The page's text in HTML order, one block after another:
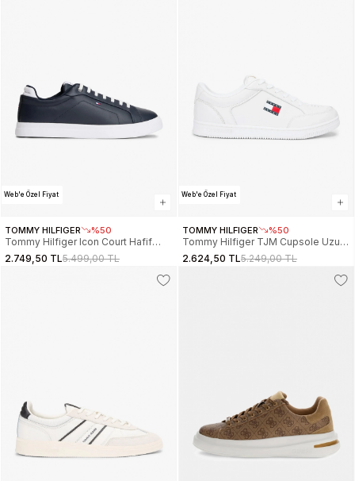
Web'e Özel Fiyat
TOMMY HILFIGER %50
Tommy Hilfiger Icon Court Hafif
Essential Erkek Mavi Sneaker
FM0FM05678DW5
2.749,50 TL5.499,00 TL
Web'e Özel Fiyat
TOMMY HILFIGER %50
Tommy Hilfiger TJM Cupsole Uzun
Bağcıklı Deri Erkek Beyaz Sneaker
EM0EM01707YBL
2.624,50 TL5.249,00 TL